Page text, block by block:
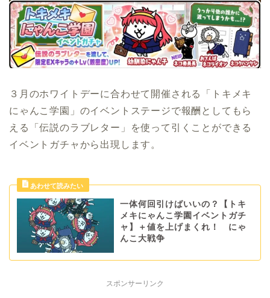
３月のホワイトデーに合わせて開催される「トキメキ
にゃんこ学園」のイベントステージで報酬としてもら
える「伝説のラブレター」を使って引くことができる
イベントガチャから出現します。
一体何回引けばいいの？【トキ
メキにゃんこ学園イベントガチ
ャ】＋値を上げまくれ！ にゃ
んこ大戦争
スポンサーリンク